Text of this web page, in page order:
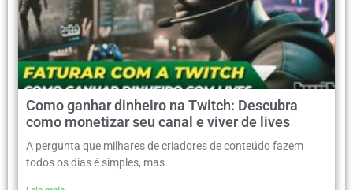
Como ganhar dinheiro na Twitch: Descubra
como monetizar seu canal e viver de lives
A pergunta que milhares de criadores de conteúdo fazem
todos os dias é simples, mas